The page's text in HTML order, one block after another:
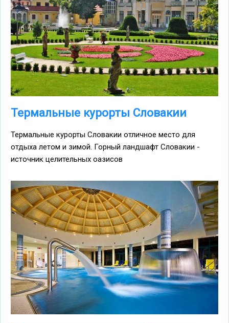
Термальные курорты Словакии
Термальные курорты Словакии отличное место для
отдыха летом и зимой. Горный ландшафт Словакии -
источник целительных оазисов